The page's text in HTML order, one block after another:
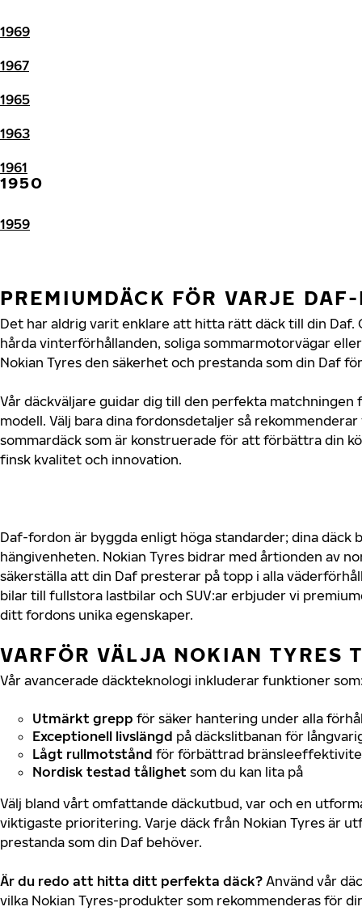
1969
1967
1965
1963
1961
1950
1959
PREMIUMDÄCK FÖR VARJE
Det har aldrig varit enklare att hitta rätt däck till din Daf.
hårda vinterförhållanden, soliga sommarmotorvägar
Nokian Tyres den säkerhet och prestanda som din Daf
Vår däckväljare guidar dig till den perfekta matchningen
modell. Välj bara dina fordonsdetaljer så
sommardäck som är konstruerade för att förbättra din
finsk kvalitet och innovation.
Daf-fordon är byggda enligt höga standarder; dina däck
hängivenheten. Nokian Tyres bidrar med årtionden av
säkerställa att din Daf presterar på topp i alla
bilar till fullstora lastbilar och SUV:ar erbjuder vi
ditt fordons unika egenskaper.
VARFÖR VÄLJA NOKIAN TYRES
Vår avancerade däckteknologi inkluderar funktioner
Utmärkt grepp för säker hantering under alla
Exceptionell livslängd på däckslitbanan för
Lågt rullmotstånd för förbättrad
Nordisk testad tålighet som du kan lita på
Välj bland vårt omfattande däckutbud, var och en
viktigaste prioritering. Varje däck från Nokian Tyres är
prestanda som din Daf behöver.
Är du redo att hitta ditt perfekta däck? Använd vår
vilka Nokian Tyres-produkter som rekommenderas för